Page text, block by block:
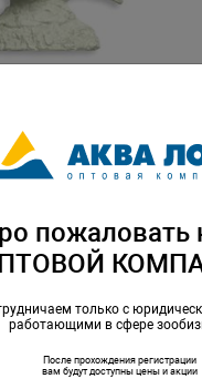
товары
пожаловать
только с
работающими в сфере
После прохождения регистрации
вам будут доступны цены и акции